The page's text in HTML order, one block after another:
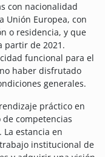
con nacionalidad
Unión Europea, con
o residencia, y que
partir de 2021.
funcional para el
haber disfrutado
generales.
práctico en
competencias
estancia en
institucional de